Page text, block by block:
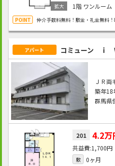
1階 ワンルーム
仲介手数料無料！敷金・礼金無料
アパート コミューン ｉ
ＪＲ両
築年18
群馬県
201 4.2万
1,700円
敷 0ヶ月